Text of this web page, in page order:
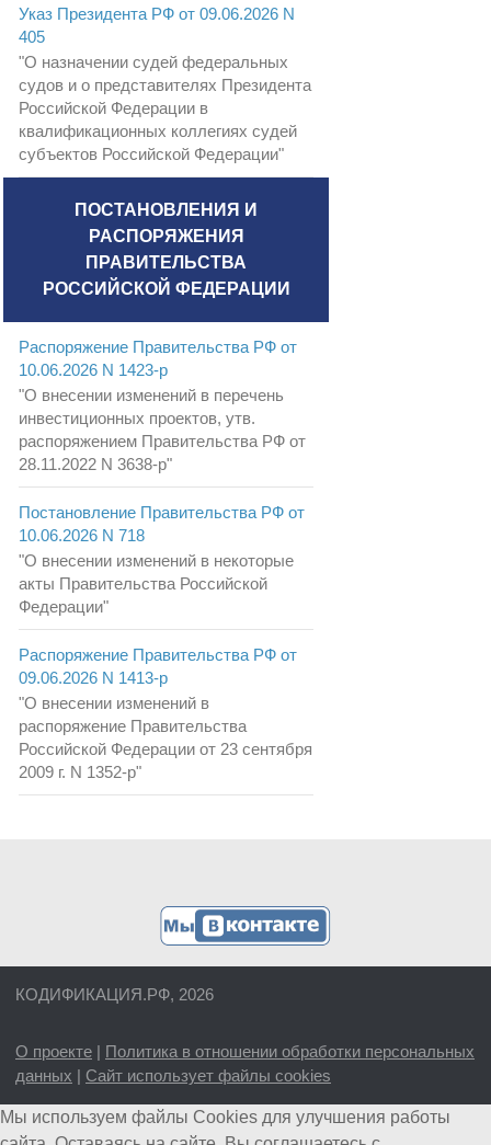
Указ Президента РФ от 09.06.2026 N
405
"О назначении судей федеральных
судов и о представителях Президента
Российской Федерации в
квалификационных коллегиях судей
субъектов Российской Федерации"
ПОСТАНОВЛЕНИЯ И
РАСПОРЯЖЕНИЯ
ПРАВИТЕЛЬСТВА
РОССИЙСКОЙ ФЕДЕРАЦИИ
Распоряжение Правительства РФ от
10.06.2026 N 1423-р
"О внесении изменений в перечень
инвестиционных проектов, утв.
распоряжением Правительства РФ от
28.11.2022 N 3638-р"
Постановление Правительства РФ от
10.06.2026 N 718
"О внесении изменений в некоторые
акты Правительства Российской
Федерации"
Распоряжение Правительства РФ от
09.06.2026 N 1413-р
"О внесении изменений в
распоряжение Правительства
Российской Федерации от 23 сентября
2009 г. N 1352-р"
КОДИФИКАЦИЯ.РФ, 2026
О проекте | Политика в отношении обработки персональных
данных | Сайт использует файлы cookies
Мы используем файлы Cookies для улучшения работы